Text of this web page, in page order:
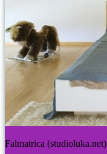
Falmatrica (studioluka.net)